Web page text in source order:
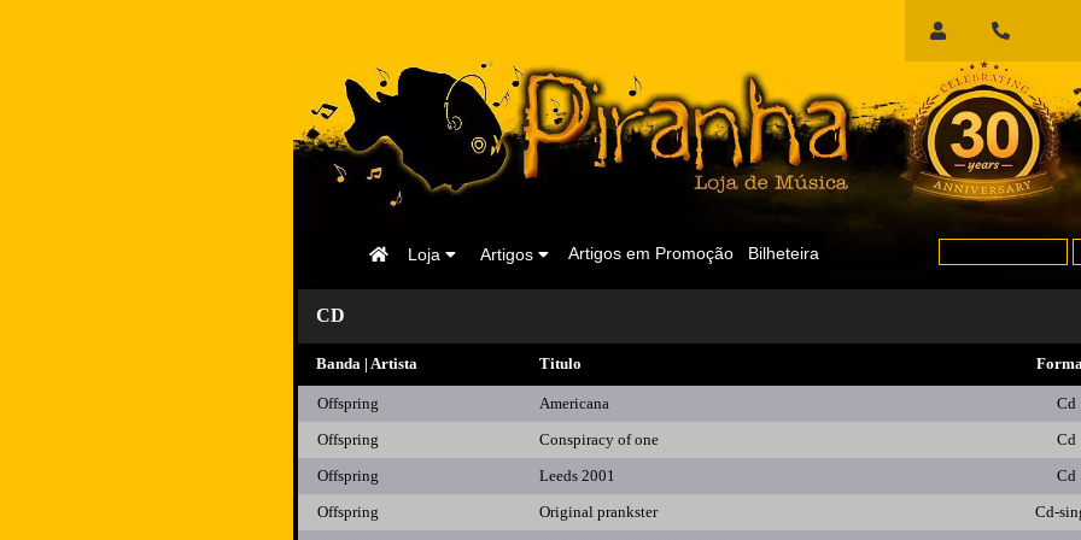
Início
Sessão
Bilheteira
Artigos em Promoção
Artigos
Loja
Página
CD
Banda | Artista Titulo
Offspring Americana Cd
Offspring
Conspiracy of one Cd
Offspring
Leeds 2001 Cd
Offspring
Original prankster Cd-